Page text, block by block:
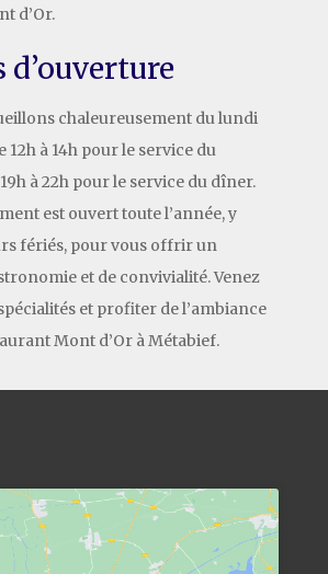
d’Or.
d’ouverture
chaleureusement du lundi
12h à 14h pour le service du
à 22h pour le service du dîner.
est ouvert toute l’année, y
fériés, pour vous offrir un
et de convivialité. Venez
et profiter de l’ambiance
Mont d’Or à Métabief.